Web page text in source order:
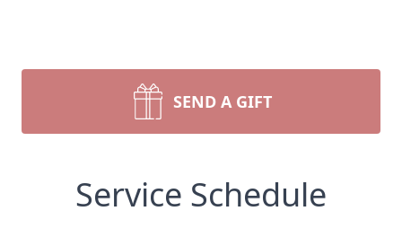
SEND A GIFT
Service Schedule